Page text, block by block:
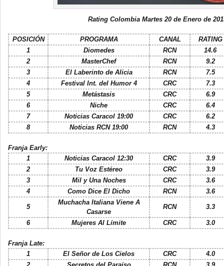
Rating Colombia Martes 20 de Enero de
POSICIÓN PROGRAMA CANAL
RATING
1
Diomedes RCN
14.6
2
MasterChef RCN
9.2
3
El Laberinto de Alicia RCN
7.5
4
Festival Int. del Humor 4 CRC
7.3
5
Metástasis CRC
6.9
6
Niche CRC
6.4
7
Noticias Caracol 19:00 CRC
6.2
8
Noticias RCN 19:00 RCN 4.3
Franja Early:
1
Noticias Caracol 12:30 CRC
3.9
2
Tu Voz Estéreo CRC
3.9
3
Mil y Una Noches CRC
3.6
4
Como Dice El Dicho RCN 3.6
5
Muchacha Italiana Viene A
Casarse
RCN 3.3
6 Mujeres Al Límite CRC 3.0
Franja Late:
1
El Señor de Los Cielos CRC
4.0